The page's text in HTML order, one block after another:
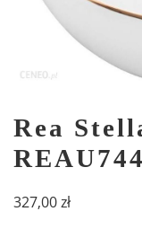
Rea
327,00zł